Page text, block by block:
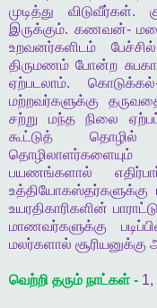
முடித்து
விடுவீர்கள்.
இருக்கும். கணவன்-
உறவனர்களிடம்
பேச்சில்
திருமணம் போன்ற
ஏற்படலாம்.கொடுக்கல்
மற்றவர்களுக்கு
சற்று
மந்த நிலை
கூட்டுத்
தொழில்
தொழிலாளர்களையும்
பயணங்களால்
உத்தியோகஸ்தர்களுக்கு
உயரதிகாரிகளின்
மாணவர்களுக்கு
மலர்களால் சூரியனுக்கு
வெற்றி தரும் நாட்கள் - 1,